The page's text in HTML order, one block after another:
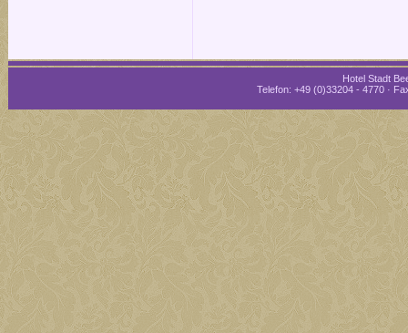
Hotel Stadt
Telefon: +49 (0)33204 - 4770 ·